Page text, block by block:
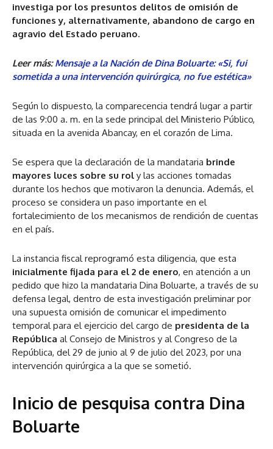
investiga por los presuntos delitos de omisión de
funciones y, alternativamente, abandono de cargo en
agravio del Estado peruano.
Leer más:Mensaje a la Nación de Dina Boluarte: «Si, fui
sometida a una intervención quirúrgica, no fue estética»
Según lo dispuesto, la comparecencia tendrá lugar a partir
de las 9:00 a. m. en la sede principal del Ministerio Público,
situada en la avenida Abancay, en el corazón de Lima.
Se espera que la declaración de la mandataria brinde
mayores luces sobre su rol y las acciones tomadas
durante los hechos que motivaron la denuncia. Además, el
proceso se considera un paso importante en el
fortalecimiento de los mecanismos de rendición de cuentas
en el país.
La instancia fiscal reprogramó esta diligencia, que esta
inicialmente fijada para el 2 de enero, en atención a un
pedido que hizo la mandataria Dina Boluarte, a través de su
defensa legal, dentro de esta investigación preliminar por
una supuesta omisión de comunicar el impedimento
temporal para el ejercicio del cargo de presidenta de la
República al Consejo de Ministros y al Congreso de la
República, del 29 de junio al 9 de julio del 2023, por una
intervención quirúrgica a la que se sometió.
Inicio de pesquisa contra Dina
Boluarte